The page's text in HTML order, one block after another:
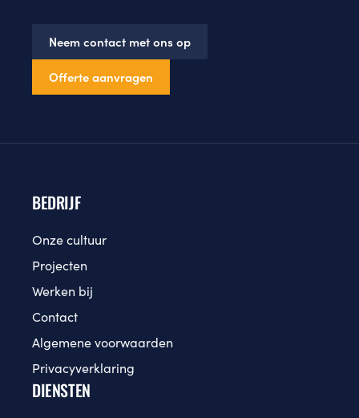
Neem contact met ons op
Offerte aanvragen
BEDRIJF
Onze cultuur
Projecten
Werken bij
Contact
Algemene voorwaarden
Privacyverklaring
DIENSTEN